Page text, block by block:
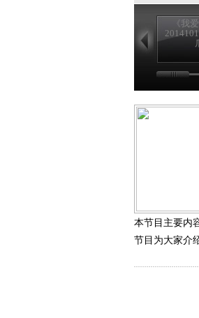
《我
本节目主要内
节目为大家介